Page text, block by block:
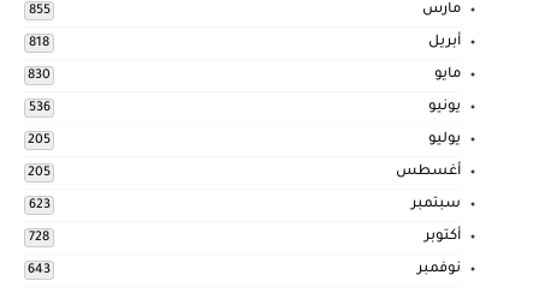
مارس 855
أبريل 818
مايو 830
يونيو 536
يوليو 205
أغسطس 205
سبتمبر 623
أكتوبر 728
نوفمبر 643